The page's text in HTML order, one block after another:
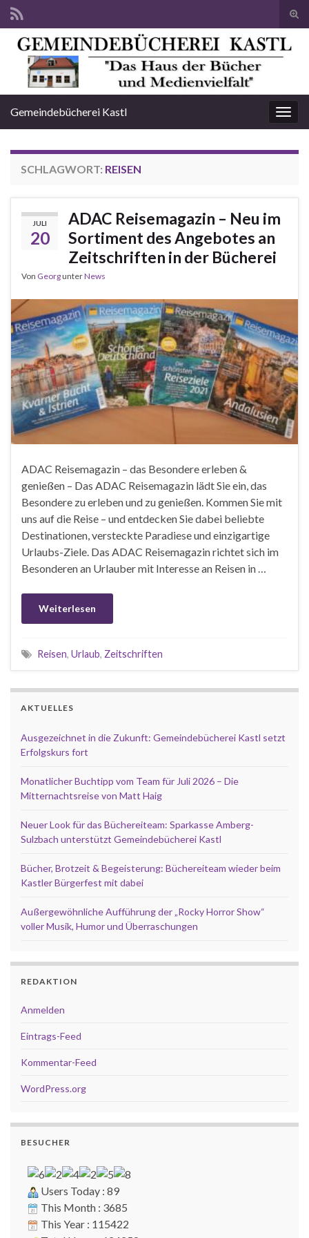
Search for:
Gemeindebücherei Kastl
SCHLAGWORT: REISEN
JULI
20
ADAC Reisemagazin – Neu im
Sortiment des Angebotes an
Zeitschriften in der Bücherei
Von GeorgunterNews
ADAC Reisemagazin – das Besondere erleben &
genießen – Das ADAC Reisemagazin lädt Sie ein, das
Besondere zu erleben und zu genießen. Kommen Sie mit
uns auf die Reise – und entdecken Sie dabei beliebte
Destinationen, versteckte Paradiese und einzigartige
Urlaubs-Ziele. Das ADAC Reisemagazin richtet sich im
Besonderen an Urlauber mit Interesse an Reisen in …
Weiterlesen
Reisen, Urlaub, Zeitschriften
AKTUELLES
Ausgezeichnet in die Zukunft: Gemeindebücherei Kastl setzt
Erfolgskurs fort
Monatlicher Buchtipp vom Team für Juli 2026 – Die
Mitternachtsreise von Matt Haig
Neuer Look für das Büchereiteam: Sparkasse Amberg-
Sulzbach unterstützt Gemeindebücherei Kastl
Bücher, Brotzeit & Begeisterung: Büchereiteam wieder beim
Kastler Bürgerfest mit dabei
Außergewöhnliche Aufführung der „Rocky Horror Show“
voller Musik, Humor und Überraschungen
REDAKTION
Anmelden
Eintrags-Feed
Kommentar-Feed
WordPress.org
BESUCHER
Users Today : 89
This Month : 3685
This Year : 115422